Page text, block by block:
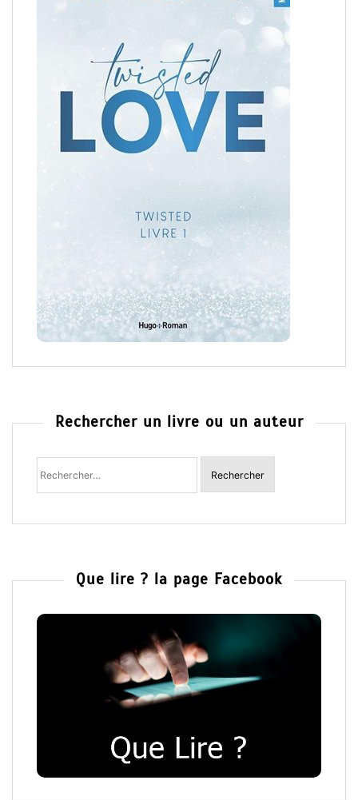
Rechercher un livre ou un auteur
Rechercher
Que lire ? la page Facebook